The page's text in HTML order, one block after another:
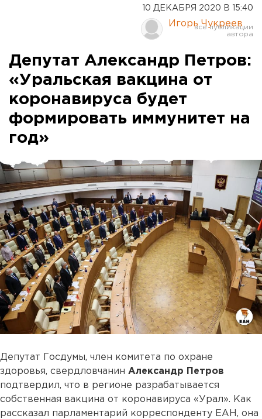
10 ДЕКАБРЯ 2020 В 15:40
Игорь Чукреев
Депутат Александр Петров:
«Уральская вакцина от
коронавируса будет
формировать иммунитет на
год»
Депутат Госдумы, член комитета по охране
здоровья, свердловчанин Александр Петров
подтвердил, что в регионе разрабатывается
собственная вакцина от коронавируса «Урал». Как
рассказал парламентарий корреспонденту ЕАН, она